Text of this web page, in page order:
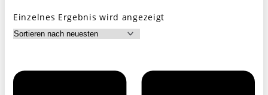
Einzelnes Ergebnis wird angezeigt